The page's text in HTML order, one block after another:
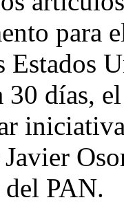
para
Estados
30 días,
Javier
PAN.